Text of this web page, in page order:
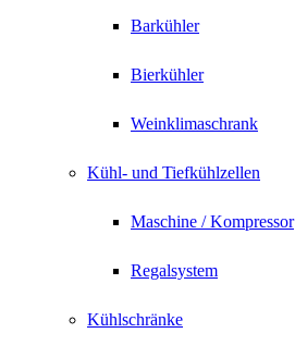
Barkühler
Bierkühler
Weinklimaschrank
Kühl- und Tiefkühlzellen
Maschine / Kompressor
Regalsystem
Kühlschränke